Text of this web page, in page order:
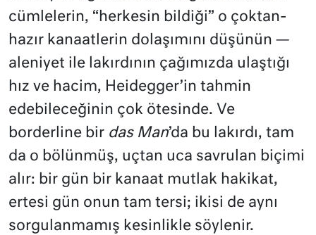
cümlelerin, “herkesin bildiği” o çoktan-
hazır kanaatlerin dolaşımını düşünün —
aleniyet ile lakırdının çağımızda ulaştığı
hız ve hacim, Heidegger’in tahmin
edebileceğinin çok ötesinde. Ve
borderline bir das Man’da bu lakırdı, tam
da o bölünmüş, uçtan uca savrulan biçimi
alır: bir gün bir kanaat mutlak hakikat,
ertesi gün onun tam tersi; ikisi de aynı
sorgulanmamış kesinlikle söylenir.